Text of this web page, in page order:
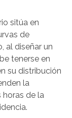
sitúa en
de
al diseñar un
tenerse en
su distribución
la
de la